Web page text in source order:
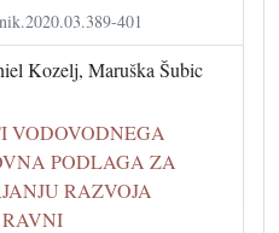
401
Kozelj, Maruška Šubic
VODOVODNEGA
PODLAGA ZA
RAZVOJA